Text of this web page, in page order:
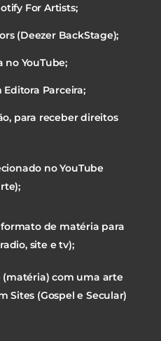
For Artists;
(Deezer BackStage);
no YouTube;
Parceira;
para receber direitos
no YouTube
de matéria para
site e tv);
(matéria) com uma arte
Sites (Gospel e Secular)